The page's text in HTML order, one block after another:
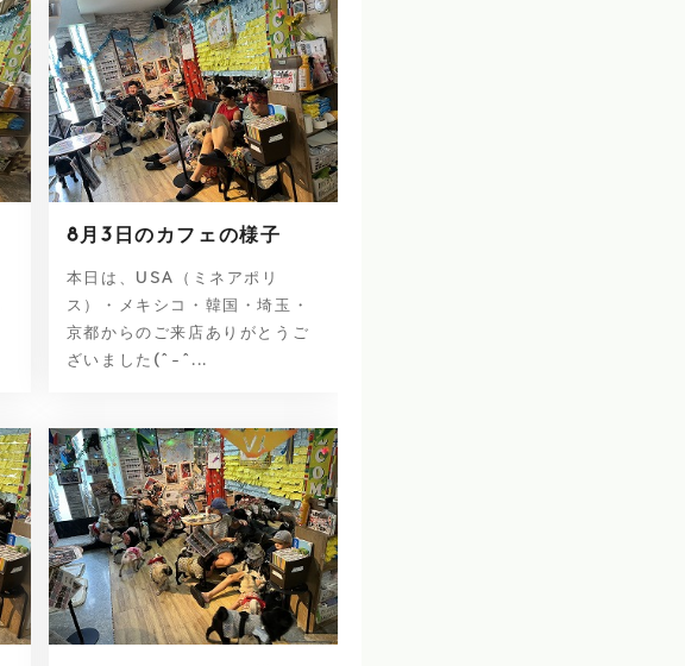
8月3日のカフェの様子
本日は、USA（ミネアポリ
ス）・メキシコ・韓国・埼玉・
京都からのご来店ありがとうご
ざいました(^-^...